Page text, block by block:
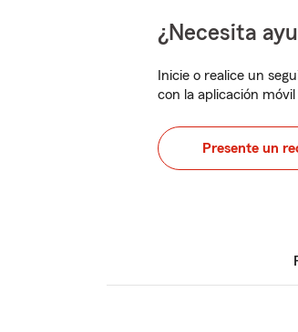
¿Necesita
Inicie o realice un
con la aplicación
Presente un